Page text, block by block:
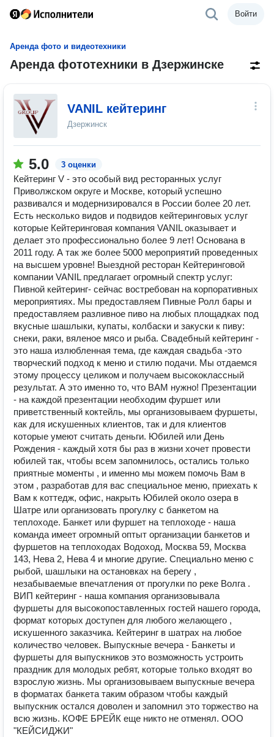
Войти
Аренда фото и видеотехники
Аренда фототехники в Дзержинске
VANIL кейтеринг
Дзержинск
5.0 3 оценки
Кейтеринг V - это особый вид ресторанных услуг
Приволжском округе и Москве, который успешно
развивался и модернизировался в России более 20 лет.
Есть несколько видов и подвидов кейтеринговых услуг
которые Кейтеринговая компания VANIL оказывает и
делает это профессионально более 9 лет! Основана в
2011 году. А так же более 5000 мероприятий проведенных
на высшем уровне! Выездной ресторан Кейтеринговой
компании VANIL предлагает огромный спектр услуг:
Пивной кейтеринг- сейчас востребован на корпоративных
мероприятиях. Мы предоставляем Пивные Ролл бары и
предоставляем разливное пиво на любых площадках под
вкусные шашлыки, купаты, колбаски и закуски к пиву:
снеки, раки, вяленое мясо и рыба. Свадебный кейтеринг -
это наша излюбленная тема, где каждая свадьба -это
творческий подход к меню и стилю подачи. Мы отдаемся
этому процессу целиком и получаем высококлассный
результат. А это именно то, что ВАМ нужно! Презентации
- на каждой презентации необходим фуршет или
приветственный коктейль, мы организовываем фуршеты,
как для искушенных клиентов, так и для клиентов
которые умеют считать деньги. Юбилей или День
Рождения - каждый хотя бы раз в жизни хочет провести
юбилей так, чтобы всем запомнилось, остались только
приятные моменты , и именно мы можем помочь Вам в
этом , разработав для вас специальное меню, приехать к
Вам к коттедж, офис, накрыть Юбилей около озера в
Шатре или организовать прогулку с банкетом на
теплоходе. Банкет или фуршет на теплоходе - наша
команда имеет огромный оптыт организации банкетов и
фуршетов на теплоходах Водоход, Москва 59, Москва
143, Нева 2, Нева 4 и многие другие. Специально меню с
рыбой, шашлыки на остановках на берегу ,
незабываемые впечатления от прогулки по реке Волга .
ВИП кейтеринг - наша компания организовывала
фуршеты для высокопоставленных гостей нашего города,
формат которых доступен для любого желающего ,
искушенного заказчика. Кейтеринг в шатрах на любое
количество человек. Выпускные вечера - Банкеты и
фуршеты для выпускников это возможность устроить
праздник для молодых ребят, которые только входят во
взрослую жизнь. Мы организовываем выпускные вечера
в форматах банкета таким образом чтобы каждый
выпускник остался доволен и запомнил это торжество на
всю жизнь. КОФЕ БРЕЙК еще никто не отменял. ООО
"КЕЙСИДЖИ"